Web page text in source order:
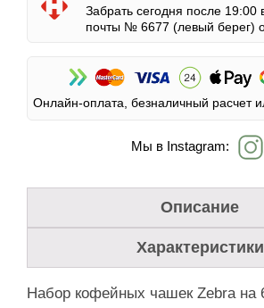
Забрать сегодня после 19:00
почты № 6677 (левый берег)
Онлайн-оплата, безналичный расчет
Мы в Instagram:
Описание
Характеристики
Набор кофейных чашек Zebra на